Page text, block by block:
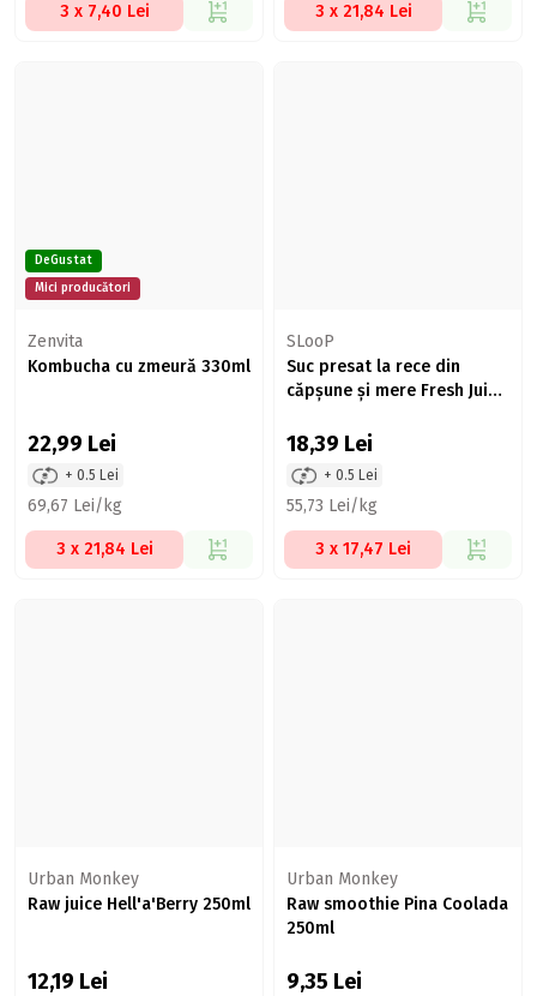
3 x 7,40 Lei 3 x 21,84 Lei
DeGustat
Mici producători
Zenvita
Kombucha cu zmeură 330ml
22,99 Lei
+ 0.5 Lei
69,67 Lei/kg
3 x 21,84 Lei
SLooP
Suc presat la rece din
căpșune și mere Fresh Juice
18,39 Lei
+ 0.5 Lei
55,73 Lei/kg
3 x 17,47 Lei
Urban Monkey
Raw juice Hell'a'Berry 250ml
12,19 Lei
Urban Monkey
Raw smoothie Pina Coolada
250ml
9,35 Lei